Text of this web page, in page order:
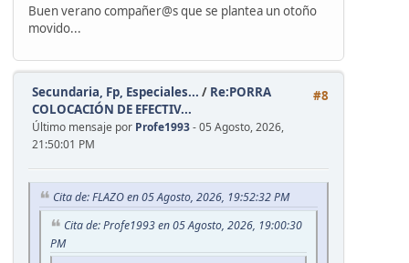
Buen verano compañer@s que se plantea un otoño
movido...
#8
Secundaria, Fp, Especiales... / Re:PORRA
COLOCACIÓN DE EFECTIV...
Último mensaje por Profe1993- 05 Agosto, 2026,
21:50:01 PM
Cita de: FLAZO en 05 Agosto, 2026, 19:52:32 PM
Cita de: Profe1993 en 05 Agosto, 2026, 19:00:30
PM